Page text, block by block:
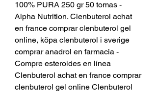
100% PURA 250 gr 50 tomas -
Alpha Nutrition. Clenbuterol achat
en france comprar clenbuterol gel
online, köpa clenbuterol i sverige
comprar anadrol en farmacia -
Compre esteroides en línea
Clenbuterol achat en france comprar
clenbuterol gel online Clenbuterol